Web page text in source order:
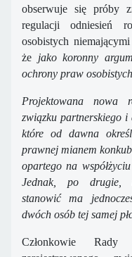
obserwuje się próby
regulacji odniesień
osobistych
że jako koronny
ochrony praw
Projektowana nowa
związku partnerskiego i
które od dawna
prawnej mianem
opartego na
Jednak, po drugie,
stanowić ma
dwóch osób tej samej
Członkowie Rady